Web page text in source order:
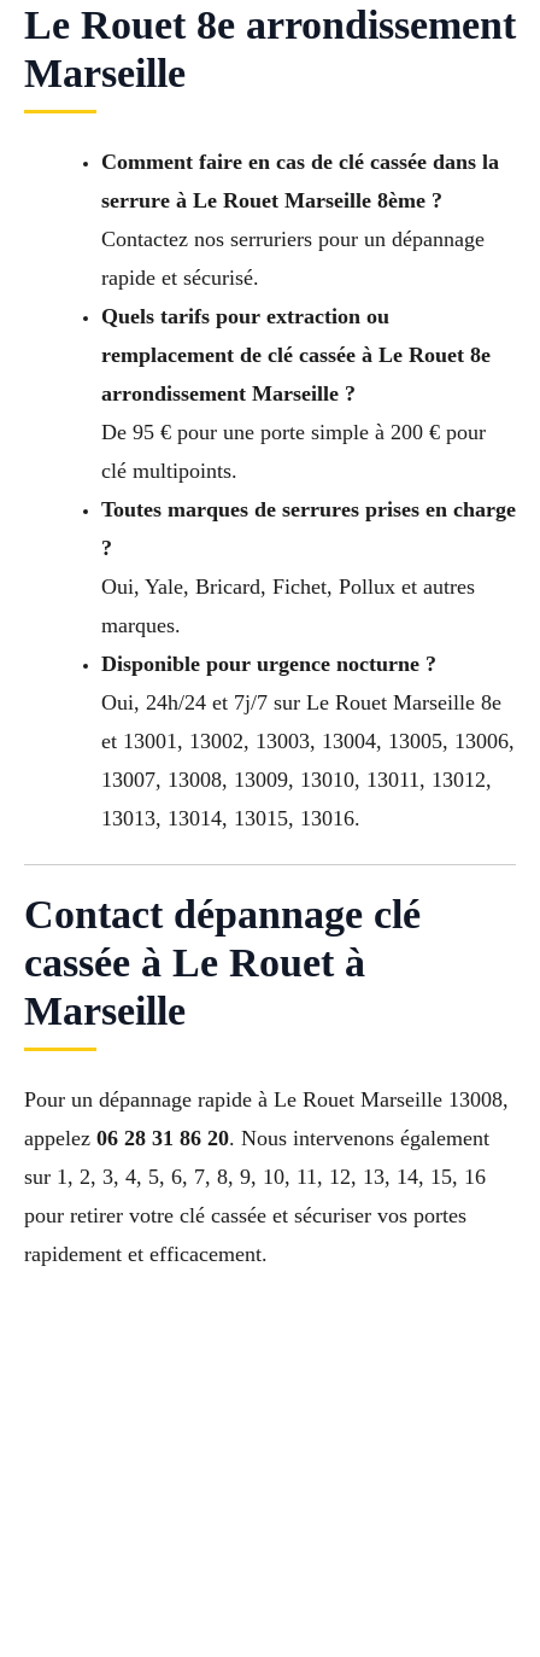
Le Rouet 8e arrondissement
Marseille
Comment faire en cas de clé cassée dans la
serrure à Le Rouet Marseille 8ème ?
Contactez nos serruriers pour un dépannage
rapide et sécurisé.
Quels tarifs pour extraction ou
remplacement de clé cassée à Le Rouet 8e
arrondissement Marseille ?
De 95 € pour une porte simple à 200 € pour
clé multipoints.
Toutes marques de serrures prises en charge
?
Oui, Yale, Bricard, Fichet, Pollux et autres
marques.
Disponible pour urgence nocturne ?
Oui, 24h/24 et 7j/7 sur Le Rouet Marseille 8e
et 13001, 13002, 13003, 13004, 13005, 13006,
13007, 13008, 13009, 13010, 13011, 13012,
13013, 13014, 13015, 13016.
Contact dépannage clé
cassée à Le Rouet à
Marseille
Pour un dépannage rapide à Le Rouet Marseille 13008,
appelez 06 28 31 86 20. Nous intervenons également
sur 1, 2, 3, 4, 5, 6, 7, 8, 9, 10, 11, 12, 13, 14, 15, 16
pour retirer votre clé cassée et sécuriser vos portes
rapidement et efficacement.